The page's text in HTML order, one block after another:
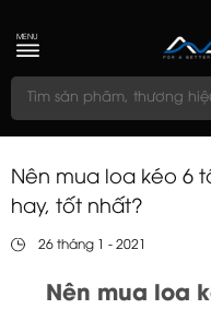
MENU
Nên mua loa kéo 6
hay, tốt nhất?
26 tháng 1 - 2021
Nên mua loa